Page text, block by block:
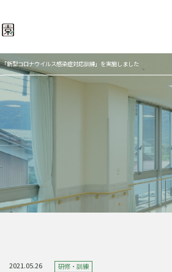
「新型コロナウイルス感染症対応訓練」を実施しました
2021.05.26 研修・訓練